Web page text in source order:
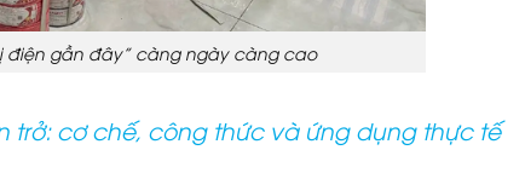
điện gần đây” càng ngày càng cao
trở: cơ chế, công thức và ứng dụng thực tế